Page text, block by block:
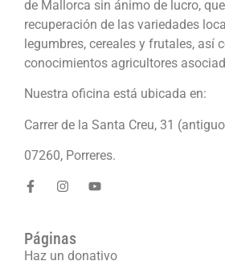
de Mallorca sin ánimo de lucro,
recuperación de las variedades
legumbres, cereales y frutales, así
conocimientos agricultores
Nuestra oficina está ubicada en:
Carrer de la Santa Creu, 31
07260, Porreres.
Páginas
Haz un donativo